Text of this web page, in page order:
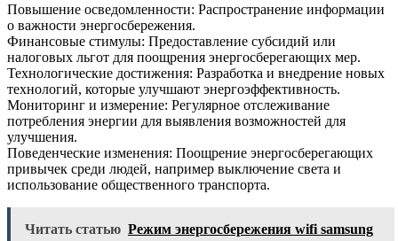
Повышение осведомленности: Распространение информации
о важности энергосбережения.
Финансовые стимулы: Предоставление субсидий или
налоговых льгот для поощрения энергосберегающих мер.
Технологические достижения: Разработка и внедрение новых
технологий, которые улучшают энергоэффективность.
Мониторинг и измерение: Регулярное отслеживание
потребления энергии для выявления возможностей для
улучшения.
Поведенческие изменения: Поощрение энергосберегающих
привычек среди людей, например выключение света и
использование общественного транспорта.
Читать статью Режим энергосбережения wifi samsung